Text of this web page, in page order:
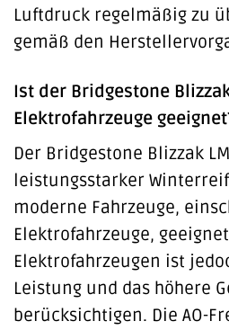
Luftdruck regelmäßig zu
gemäß den
Ist der Bridgestone
Elektrofahrzeuge
Der Bridgestone Blizzak
leistungsstarker
moderne Fahrzeuge,
Elektrofahrzeuge,
Elektrofahrzeugen ist
Leistung und das höhere
berücksichtigen. Die AO-